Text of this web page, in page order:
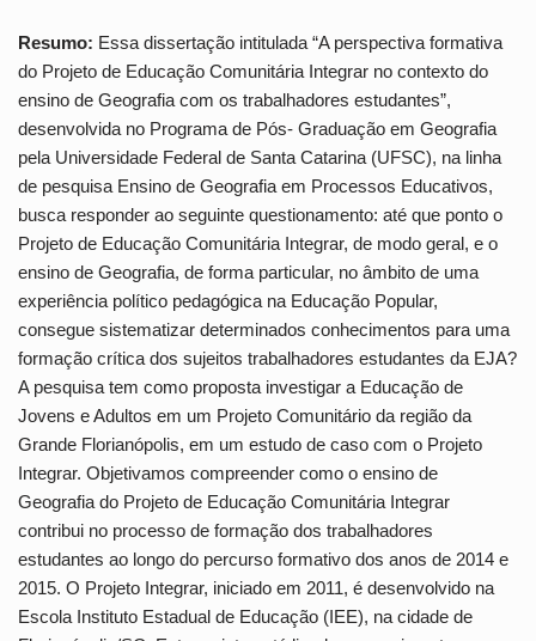
Resumo: Essa dissertação intitulada “A perspectiva formativa
do Projeto de Educação Comunitária Integrar no contexto do
ensino de Geografia com os trabalhadores estudantes”,
desenvolvida no Programa de Pós- Graduação em Geografia
pela Universidade Federal de Santa Catarina (UFSC), na linha
de pesquisa Ensino de Geografia em Processos Educativos,
busca responder ao seguinte questionamento: até que ponto o
Projeto de Educação Comunitária Integrar, de modo geral, e o
ensino de Geografia, de forma particular, no âmbito de uma
experiência político pedagógica na Educação Popular,
consegue sistematizar determinados conhecimentos para uma
formação crítica dos sujeitos trabalhadores estudantes da EJA?
A pesquisa tem como proposta investigar a Educação de
Jovens e Adultos em um Projeto Comunitário da região da
Grande Florianópolis, em um estudo de caso com o Projeto
Integrar. Objetivamos compreender como o ensino de
Geografia do Projeto de Educação Comunitária Integrar
contribui no processo de formação dos trabalhadores
estudantes ao longo do percurso formativo dos anos de 2014 e
2015. O Projeto Integrar, iniciado em 2011, é desenvolvido na
Escola Instituto Estadual de Educação (IEE), na cidade de